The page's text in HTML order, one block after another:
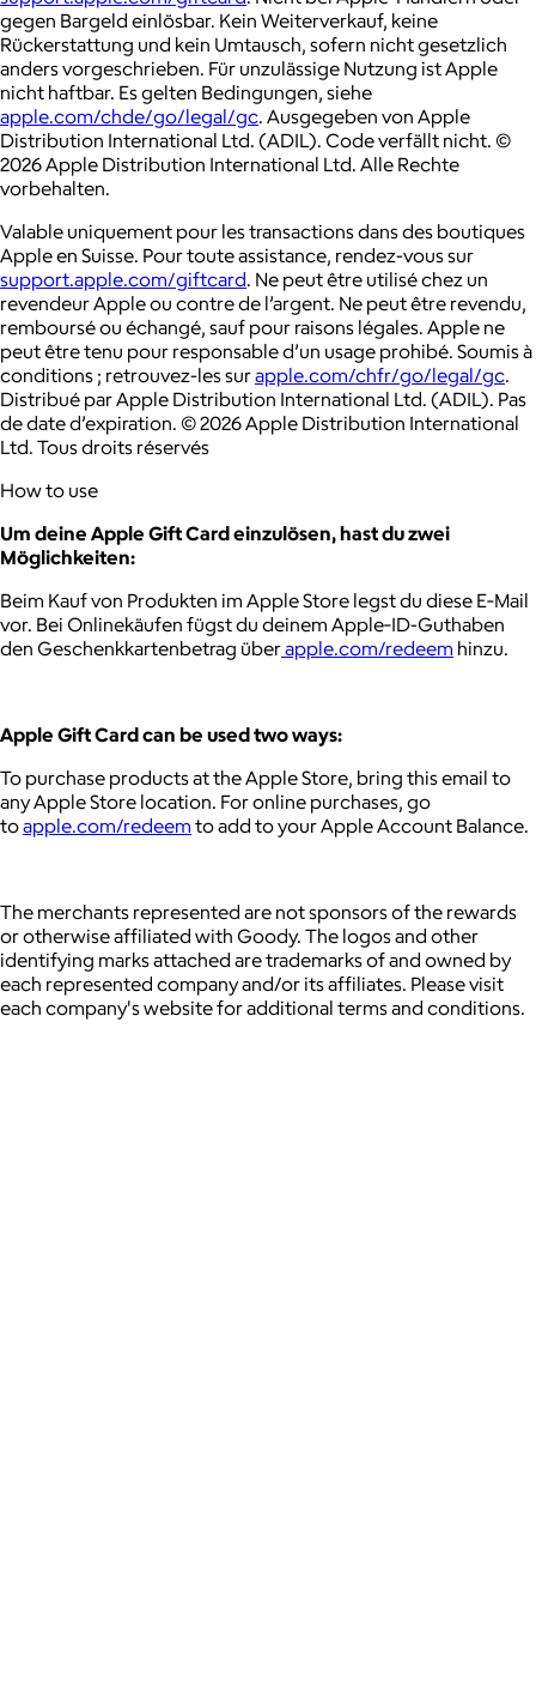
gegen Bargeld einlösbar. Kein Weiterverkauf, keine
Rückerstattung und kein Umtausch, sofern nicht gesetzlich
anders vorgeschrieben. Für unzulässige Nutzung ist Apple
nicht haftbar. Es gelten Bedingungen, siehe
apple.com/chde/go/legal/gc. Ausgegeben von Apple
Distribution International Ltd. (ADIL). Code verfällt nicht. ©
2026 Apple Distribution International Ltd. Alle Rechte
vorbehalten.
Valable uniquement pour les transactions dans des boutiques
Apple en Suisse. Pour toute assistance, rendez-vous sur
support.apple.com/giftcard. Ne peut être utilisé chez un
revendeur Apple ou contre de l’argent. Ne peut être revendu,
remboursé ou échangé, sauf pour raisons légales. Apple ne
peut être tenu pour responsable d’un usage prohibé. Soumis à
conditions ; retrouvez-les surapple.com/chfr/go/legal/gc.
Distribué par Apple Distribution International Ltd. (ADIL). Pas
de date d’expiration. © 2026 Apple Distribution International
Ltd. Tous droits réservés
How to use
Um deine Apple Gift Card einzulösen, hast du zwei
Möglichkeiten:
Beim Kauf von Produkten im Apple Store legst du diese E‑Mail
vor. Bei Onlinekäufen fügst du deinem Apple‑ID-Guthaben
den Geschenkkartenbetrag überapple.com/redeem hinzu.
Apple Gift Card can be used two ways:
To purchase products at the Apple Store, bring this email to
any Apple Store location. For online purchases, go
toapple.com/redeem to add to your Apple Account Balance.
The merchants represented are not sponsors of the rewards
or otherwise affiliated with Goody. The logos and other
identifying marks attached are trademarks of and owned by
each represented company and/or its affiliates. Please visit
each company's website for additional terms and conditions.